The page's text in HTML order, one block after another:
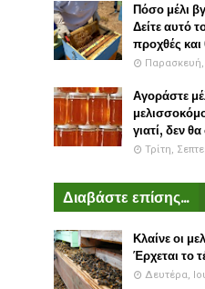
Πόσο μέλι
Δείτε αυτό
προχθές
Παρασκευή,
Αγοράστε
γιατί, δεν
Τρίτη,
Διαβάστε επίσης...
Κλαίνε οι
Έρχεται το
Δευτέρα,